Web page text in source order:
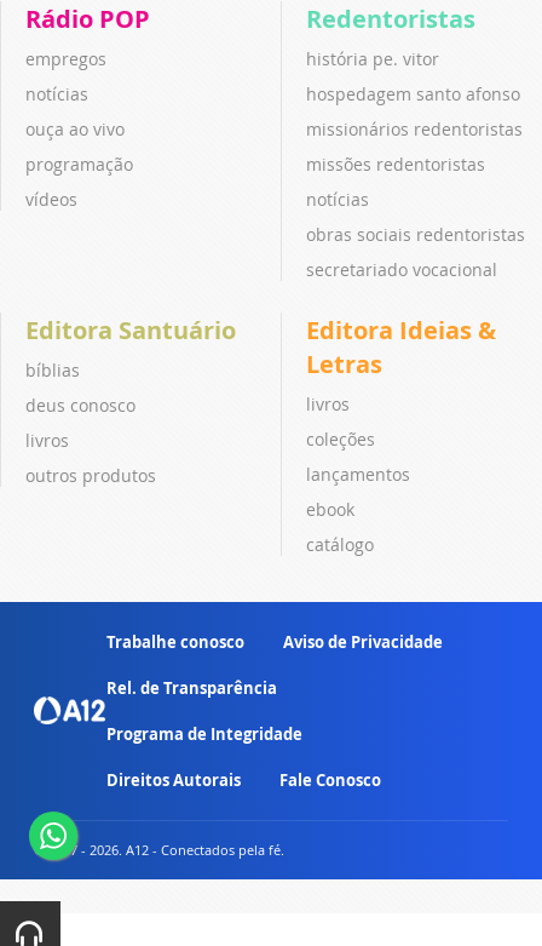
Rádio POP
empregos
notícias
ouça ao vivo
programação
vídeos
Redentoristas
história pe. vitor
hospedagem santo afonso
missionários redentoristas
missões redentoristas
notícias
obras sociais redentoristas
secretariado vocacional
Editora Santuário
bíblias
deus conosco
livros
outros produtos
Editora Ideias &
Letras
livros
coleções
lançamentos
ebook
catálogo
Trabalhe conosco Aviso de Privacidade
Rel. de Transparência
Programa de Integridade
Direitos Autorais Fale Conosco
© 2007 - 2026. A12 - Conectados pela fé.